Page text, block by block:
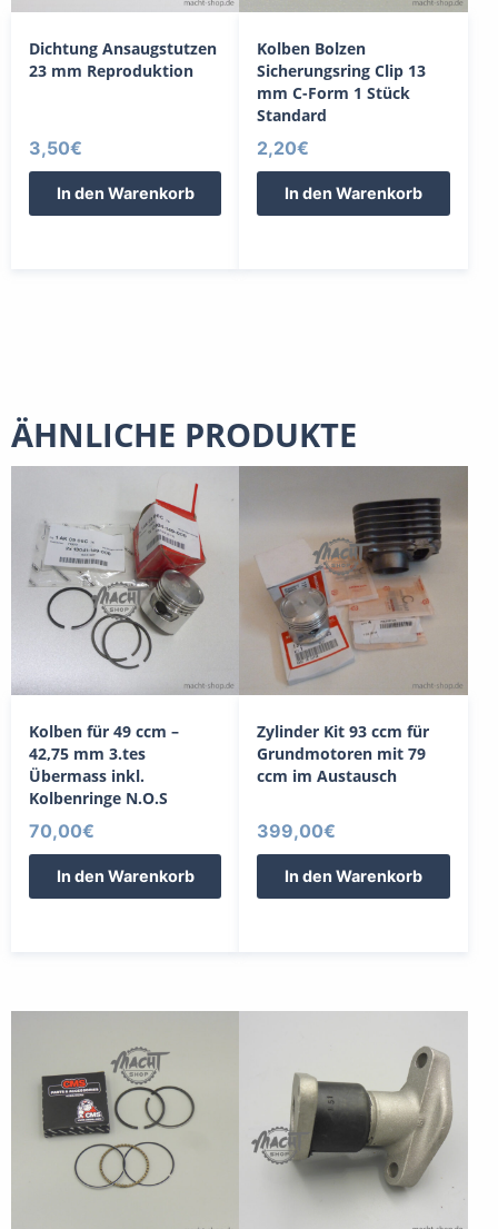
Dichtung Ansaugstutzen
23 mm Reproduktion
3,50€
In den Warenkorb
Kolben Bolzen
Sicherungsring Clip 13
mm C-Form 1 Stück
Standard
2,20€
In den Warenkorb
ÄHNLICHE PRODUKTE
Kolben für 49 ccm –
42,75 mm 3.tes
Übermass inkl.
Kolbenringe N.O.S
70,00€
In den Warenkorb
Zylinder Kit 93 ccm für
Grundmotoren mit 79
ccm im Austausch
399,00€
In den Warenkorb